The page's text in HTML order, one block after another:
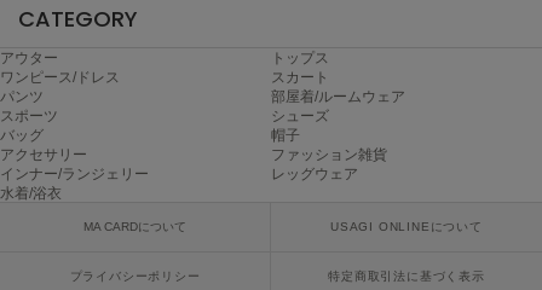
CATEGORY
アウター
トップス
ワンピース/ドレス
スカート
パンツ
部屋着/ルームウェア
スポーツ
シューズ
バッグ
帽子
アクセサリー
ファッション雑貨
インナー/ランジェリー
レッグウェア
水着/浴衣
MA CARDについて USAGI ONLINEについて
プライバシーポリシー 特定商取引法に基づく表示